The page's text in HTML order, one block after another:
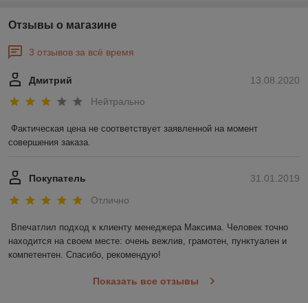
Отзывы о магазине
3 отзывов за всё время
13.08.2020
Дмитрий
Нейтрально
Фактическая цена не соответствует заявленной на момент
совершения заказа.
31.01.2019
Покупатель
Отлично
Впечатлил подход к клиенту менеджера Максима. Человек точно
находится на своем месте: очень вежлив, грамотен, пунктуален и
компетентен. Спасибо, рекомендую!
Показать все отзывы